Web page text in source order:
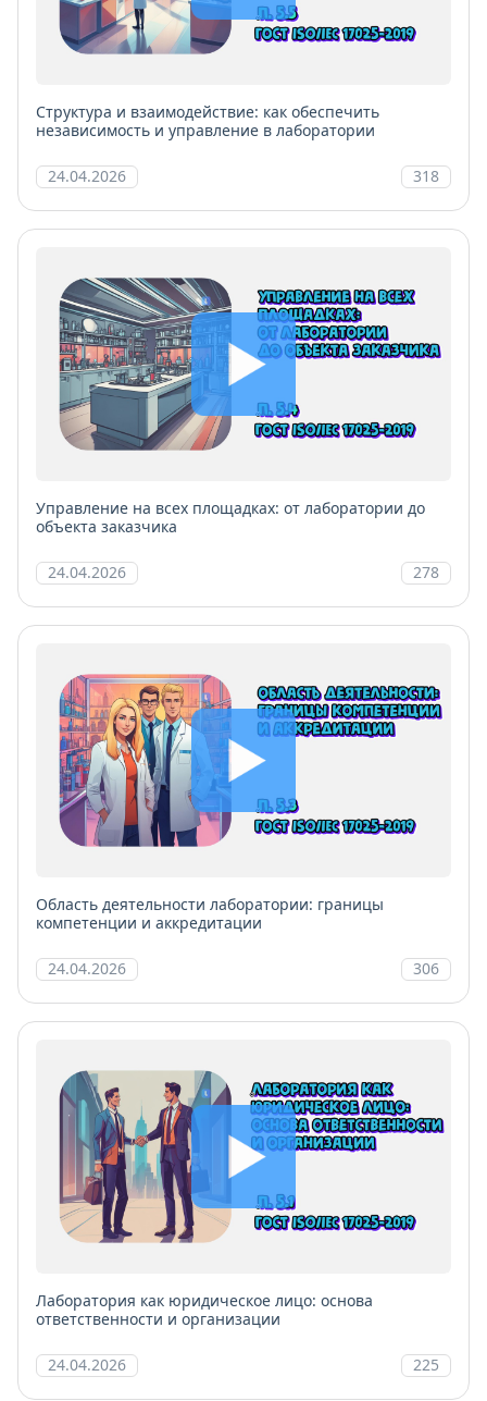
Структура и взаимодействие: как обеспечить
независимость и управление в лаборатории
24.04.2026 318
Управление на всех площадках: от лаборатории до
объекта заказчика
24.04.2026 278
Область деятельности лаборатории: границы
компетенции и аккредитации
24.04.2026 306
Лаборатория как юридическое лицо: основа
ответственности и организации
24.04.2026 225